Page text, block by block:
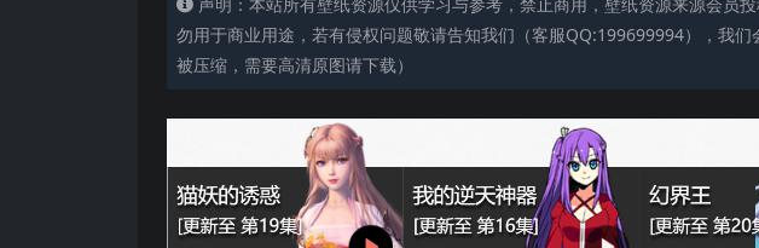
勿用于商业用途，若有侵权问题敬请告知我们（客服QQ:199699994），我
被压缩，需要高清原图请下载）